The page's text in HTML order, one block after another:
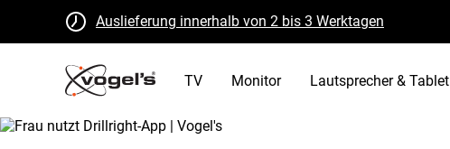
Auslieferung innerhalb von 2 bis 3 Werktagen
Kostenlose Rückgabe innerhalb von 30 Tagen
B Corp zertifiziert
TV Monitor Lautsprecher & Tablet